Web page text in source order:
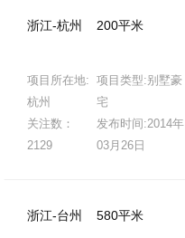
浙江-杭州 200平米
项目所在地:
杭州
关注数：
2129
项目类型:别墅豪
宅
发布时间:2014年
03月26日
浙江-台州 580平米